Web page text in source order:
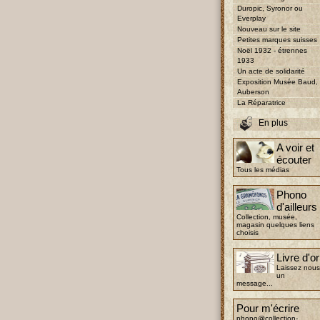
Duropic, Syronor ou
Everplay
Nouveau sur le site
Petites marques suisses
Noël 1932 - étrennes
1933
Un acte de solidarité
Exposition Musée Baud,
Auberson
La Réparatrice
En plus
A voir et
écouter
Tous les médias
Phono
d'ailleurs
Collection, musée,
magasin quelques liens
choisis
Livre d'or
Laissez nous
un
message...
Pour m'écrire
phono@collection-